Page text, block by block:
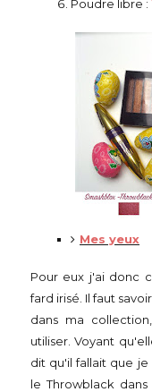
Poudre libre :
Mes yeux
Pour eux j'ai donc
fard irisé. Il faut
dans ma
utiliser. Voyant
dit qu'il fallait que je
le Throwblack